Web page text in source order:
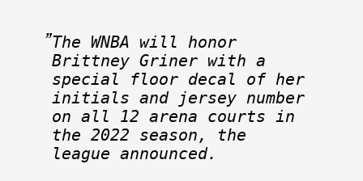
The WNBA will honor
Brittney Griner with a
special floor decal of her
initials and jersey number
on all 12 arena courts in
the 2022 season, the
league announced.